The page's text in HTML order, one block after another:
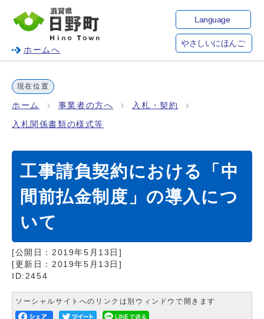
ホームへ
Language
やさしいにほんご
現在位置
ホーム 事業者の方へ 入札・契約
入札関係書類の様式等
工事請負契約における「中
間前払金制度」の導入につ
いて
[公開日： 2019年5月13日 ]
[更新日： 2019年5月13日 ]
ID:2454
ソーシャルサイトへのリンクは別ウィンドウで開きます